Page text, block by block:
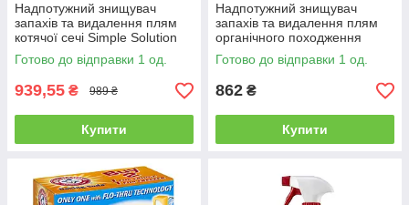
Надпотужний знищувач
запахів та видалення плям
котячої сечі Simple Solution
Cat Extreme 945 мл
Готово до відправки 1 од.
939,55 ₴ 989 ₴
Купити
Надпотужний знищувач
запахів та видалення плям
органічного походження
Simple Solution Cat Extreme
спрей 945 мл
Готово до відправки 1 од.
862 ₴
Купити